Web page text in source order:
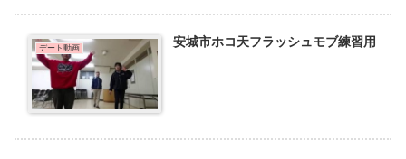
デート動画 安城市ホコ天フラッシュモブ練習用